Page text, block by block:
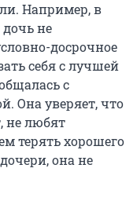
Например, в
не
досрочное
себя с лучшей
с
Она уверяет, что
не любят
терять хорошего
она не